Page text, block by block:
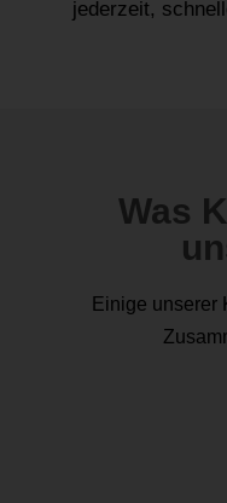
jederzeit,
Was
Einige unserer